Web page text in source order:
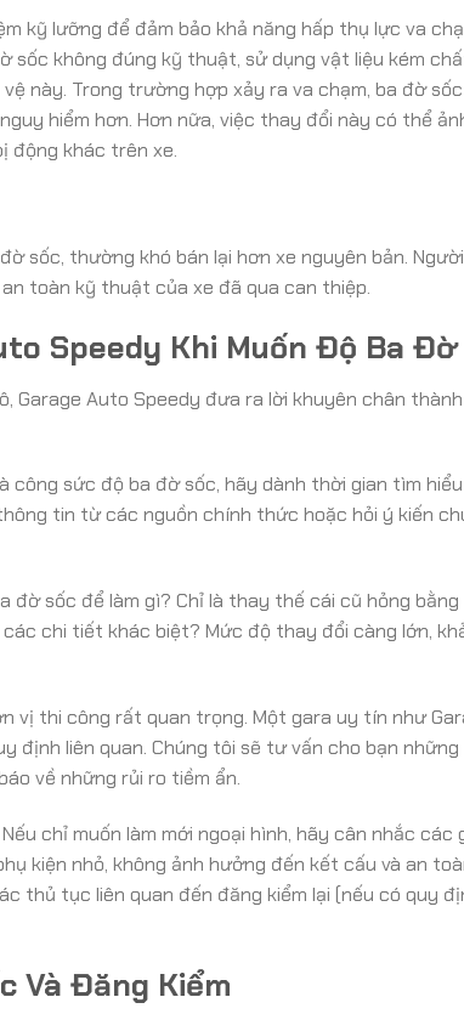
kỹ lưỡng để đảm bảo khả năng hấp thụ lực va
sốc không đúng kỹ thuật, sử dụng vật liệu kém
này. Trong trường hợp xảy ra va chạm, ba đờ
hiểm hơn. Hơn nữa, việc thay đổi này có thể
động khác trên xe.
sốc, thường khó bán lại hơn xe nguyên bản.
toàn kỹ thuật của xe đã qua can thiệp.
Speedy Khi Muốn Độ Ba Đờ
Garage Auto Speedy đưa ra lời khuyên chân
công sức độ ba đờ sốc, hãy dành thời gian tìm
tin từ các nguồn chính thức hoặc hỏi ý kiến
đờ sốc để làm gì? Chỉ là thay thế cái cũ hỏng bằng
chi tiết khác biệt? Mức độ thay đổi càng lớn,
vị thi công rất quan trọng. Một gara uy tín như
định liên quan. Chúng tôi sẽ tư vấn cho bạn
về những rủi ro tiềm ẩn.
Nếu chỉ muốn làm mới ngoại hình, hãy cân nhắc các
kiện nhỏ, không ảnh hưởng đến kết cấu và an
thủ tục liên quan đến đăng kiểm lại (nếu có quy
Và Đăng Kiểm